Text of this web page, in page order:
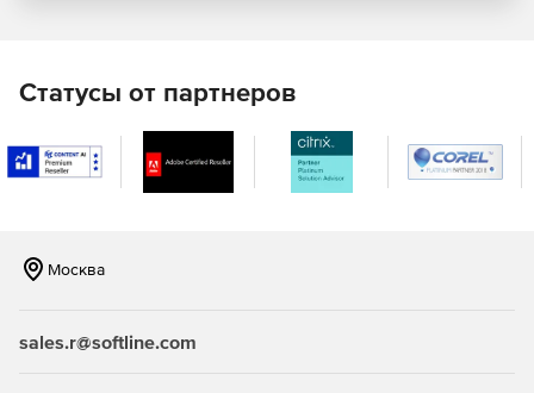
получения профессиональных результатов.
Пользователи также могут применять к диаграммам
расширенный набор эффектов и тем.
используемые инструменты, а также заменять любую
Статусы от партнеров
Москва
sales.r@softline.com